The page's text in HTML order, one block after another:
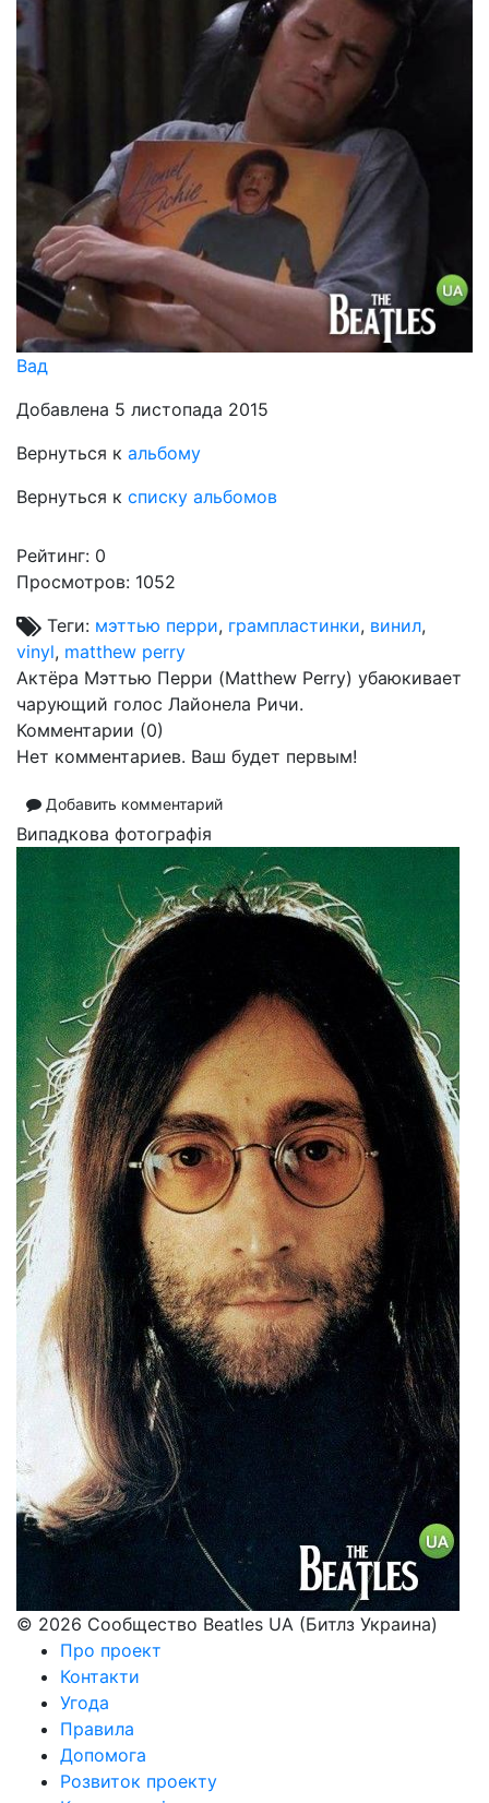
Вад
Добавлена 5 листопада 2015
Вернуться к альбому
Вернуться к списку альбомов
Рейтинг: 0
Просмотров: 1052
Теги: мэттью перри, грампластинки, винил,
vinyl, matthew perry
Актёра Мэттью Перри (Matthew Perry) убаюкивает
чарующий голос Лайонела Ричи.
Комментарии (0)
Нет комментариев. Ваш будет первым!
Добавить комментарий
Випадкова фотографія
© 2026 Сообщество Beatles UA (Битлз Украина)
Про проект
Контакти
Угода
Правила
Допомога
Розвиток проекту